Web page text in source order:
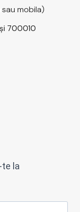
mobila)
700010
la